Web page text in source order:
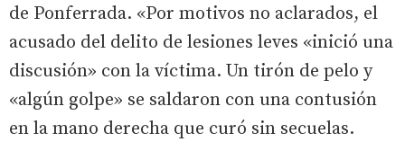
de Ponferrada. «Por motivos no aclarados, el
acusado del delito de lesiones leves «inició una
discusión» con la víctima. Un tirón de pelo y
«algún golpe» se saldaron con una contusión
en la mano derecha que curó sin secuelas.